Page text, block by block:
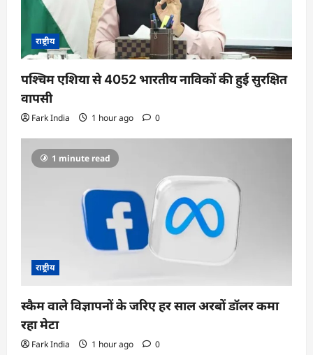
राष्ट्रीय
पश्चिम एशिया से 4052 भारतीय नाविकों की हुई सुरक्षित
वापसी
Fark India 1 hour ago 0
1 minute read
राष्ट्रीय
स्कैम वाले विज्ञापनों के जरिए हर साल अरबों डॉलर कमा
रहा मेटा
Fark India 1 hour ago 0